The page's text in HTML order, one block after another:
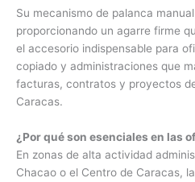
Su mecanismo de palanca
proporcionando un agarre firme
el accesorio indispensable para
copiado y administraciones que
facturas, contratos y proyectos
Caracas.
¿Por qué son esenciales en las
En zonas de alta actividad
Chacao o el Centro de Caracas,